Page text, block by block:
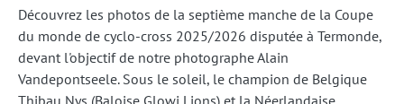
Découvrez les photos de la septième manche de la Coupe
du monde de cyclo-cross 2025/2026 disputée à Termonde,
devant l'objectif de notre photographe Alain
Vandepontseele. Sous le soleil, le champion de Belgique